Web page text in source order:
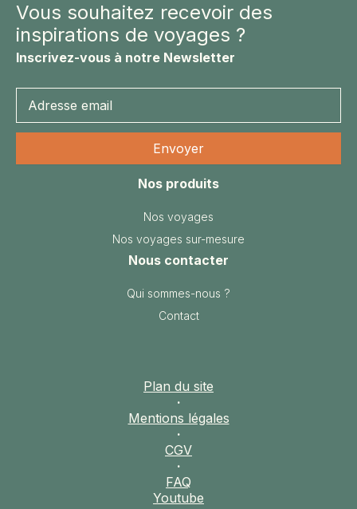
Vous souhaitez recevoir des
inspirations de voyages ?
Inscrivez-vous à notre Newsletter
Nos produits
Nos voyages
Nos voyages sur-mesure
Nous contacter
Qui sommes-nous ?
Contact
Plan du site
·
Mentions légales
·
CGV
·
FAQ
Youtube